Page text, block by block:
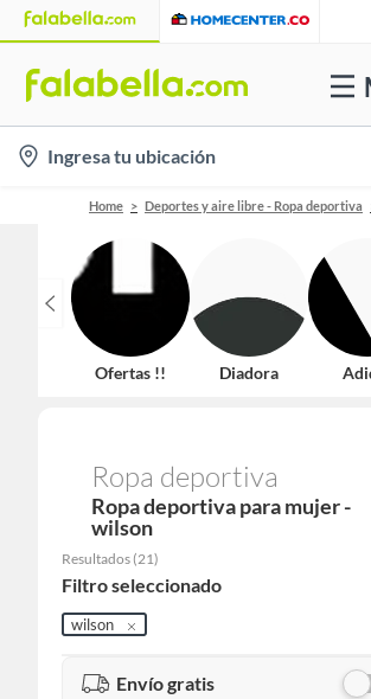
location-
icon
Ingresa tu ubicación
Home Deportes y aire libre - Ropa deportiva
Ofertas !! Diadora
Ropa deportiva
Ropa deportiva para mujer -
wilson
Resultados (21)
Filtro seleccionado
wilson
Envío gratis